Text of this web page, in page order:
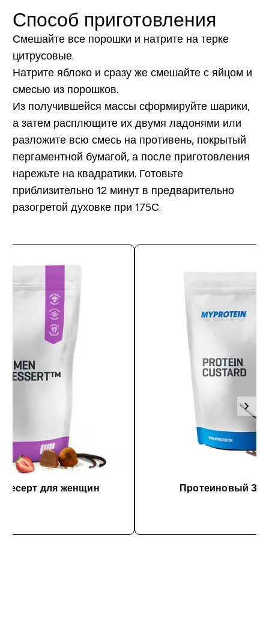
Способ приготовления
Смешайте все порошки и натрите на терке
цитрусовые.
Натрите яблоко и сразу же смешайте с яйцом и
смесью из порошков.
Из получившейся массы сформируйте шарики,
а затем расплющите их двумя ладонями или
разложите всю смесь на противень, покрытый
пергаментной бумагой, а после приготовления
нарежьте на квадратики. Готовьте
приблизительно 12 минут в предварительно
разогретой духовке при 175С.
для женщин Протеиновый